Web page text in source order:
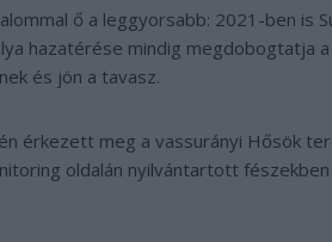
ő a leggyorsabb: 2021-ben is
hazatérése mindig megdobogtatja
és jön a tavasz.
érkezett meg a vassurányi Hősök
oldalán nyilvántartott